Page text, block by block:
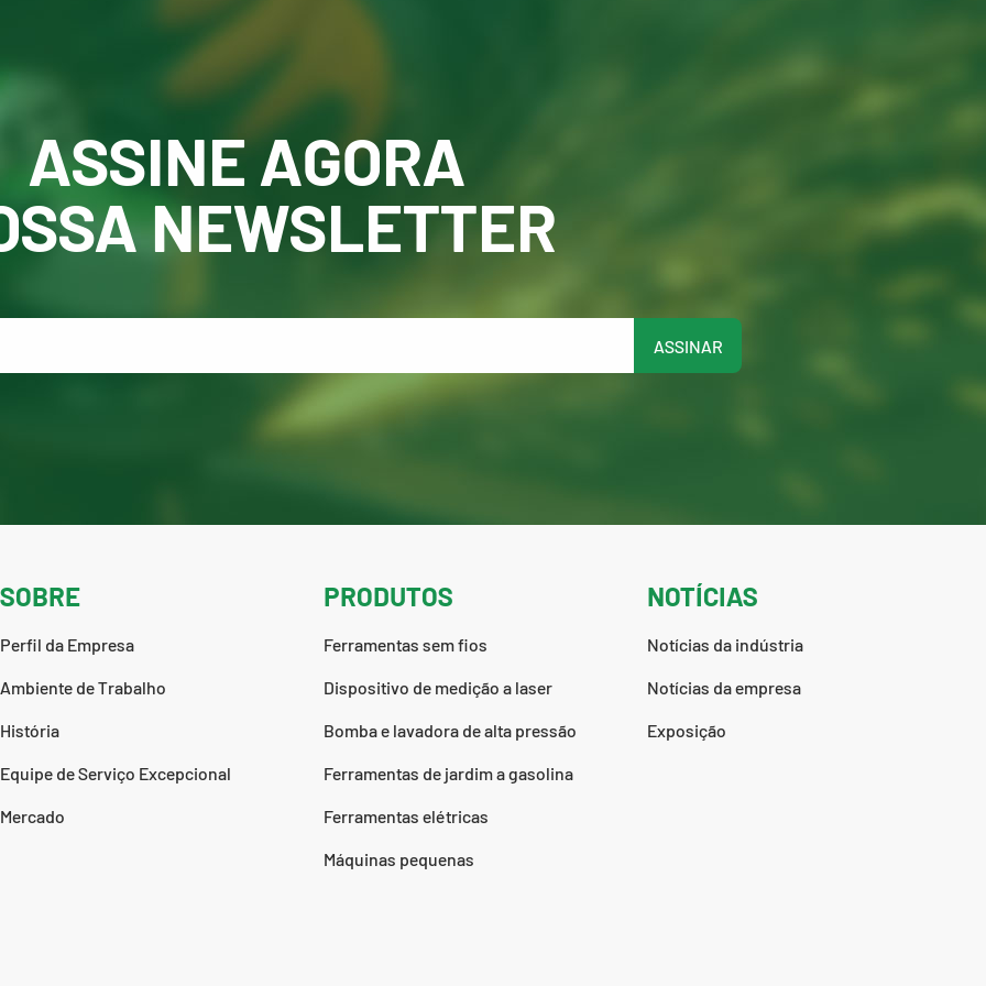
ASSINE AGORA
NEWSLETTER
ASSINAR
SOBRE
Perfil da Empresa
Ambiente de Trabalho
História
Equipe de Serviço Excepcional
Mercado
PRODUTOS
Ferramentas sem fios
Dispositivo de medição a laser
Bomba e lavadora de alta pressão
Ferramentas de jardim a gasolina
Ferramentas elétricas
Máquinas pequenas
NOTÍCIAS
Notícias da indústria
Notícias da empresa
Exposição